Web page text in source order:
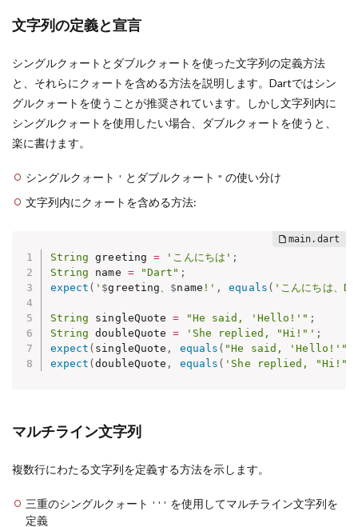
文字列の定義と宣言
シングルクォートとダブルクォートを使った文字列の定義方法
と、それらにクォートを含める方法を説明します。Dartではシン
グルクォートを使うことが推奨されています。しかし文字列内に
シングルクォートを使用したい場合、ダブルクォートを使うと、
楽に書けます。
シングルクォート ' とダブルクォート " の使い分け
文字列内にクォートを含める方法:
String greeting = 'こんにちは' ;
String name = "Dart" ;
expect ( ' $greeting $name !' , equals ( 'こんにちは、
String singleQuote = "He said, 'Hello!'" ;
String doubleQuote = 'She replied, "Hi!"' ;
expect ( singleQuote , equals ( "He said, 'Hello!'"
expect (doubleQuote , equals ( 'She replied, "Hi!"'
マルチライン文字列
複数行にわたる文字列を定義する方法を示します。
三重のシングルクォート ''' を使用してマルチライン文字列を
定義